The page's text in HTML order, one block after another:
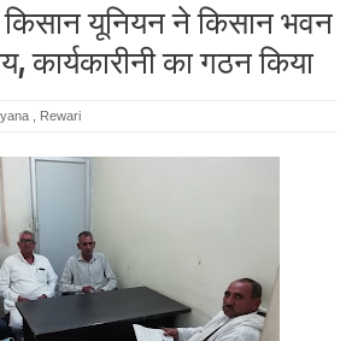
किसान यूनियन ने किसान भवन
कार्यकारीनी का गठन किया
Rewari